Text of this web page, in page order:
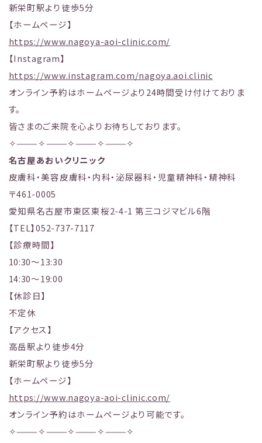
新栄町駅より徒歩5分
【ホームページ】
https://www.nagoya-aoi-clinic.com/
【Instagram】
https://www.instagram.com/nagoya.aoi.clinic
オンライン予約はホームページより24時間受け付けておりま
す。
皆さまのご来院を心よりお待ちしております。
✧———✧———✧———✧———✧
名古屋あおいクリニック
皮膚科・美容皮膚科・内科・泌尿器科・児童精神科・精神科
〒461-0005
愛知県名古屋市東区東桜2-4-1 第三コジマビル6階
【TEL】052-737-7117
【診療時間】
10:30～13:30
14:30～19:00
【休診日】
不定休
【アクセス】
高岳駅より徒歩4分
新栄町駅より徒歩5分
【ホームページ】
https://www.nagoya-aoi-clinic.com/
オンライン予約はホームページより可能です。
✧———✧———✧———✧———✧